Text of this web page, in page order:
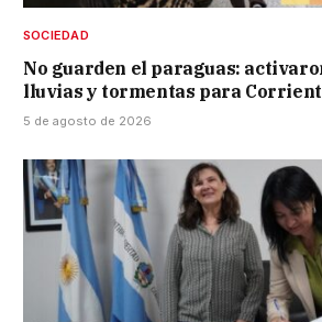
SOCIEDAD
No guarden el paraguas:
lluvias y tormentas para
5 de agosto de 2026